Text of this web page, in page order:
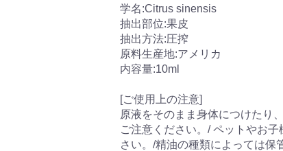
学名:Citrus sinensis
抽出部位:果皮
抽出方法:圧搾
原料生産地:アメリカ
内容量:10ml
[ご使用上の注意]
原液をそのまま身体につけたり
ご注意ください。/ ペットやお
さい。/精油の種類によっては保